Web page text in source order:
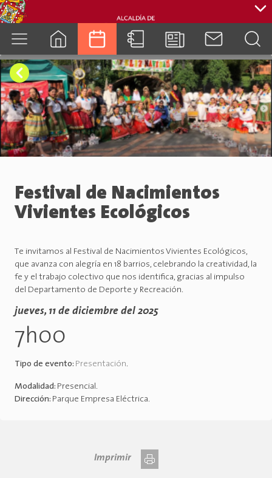
cuenca.gob.ec
Festival de Nacimientos
Vivientes Ecológicos
Te invitamos al Festival de Nacimientos Vivientes Ecológicos,
que avanza con alegría en 18 barrios, celebrando la creatividad, la
fe y el trabajo colectivo que nos identifica, gracias al impulso
del Departamento de Deporte y Recreación.
jueves, 11 de diciembre del 2025
7h00
Tipo de evento: Presentación.
Modalidad: Presencial.
Dirección: Parque Empresa Eléctrica.
Imprimir